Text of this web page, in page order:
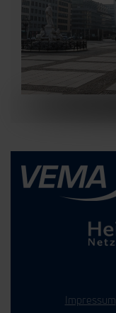
Impressum